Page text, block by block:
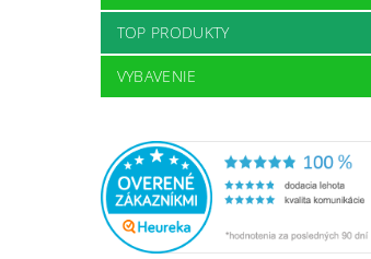
TOP PRODUKTY
VYBAVENIE